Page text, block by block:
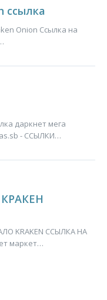
ссылка
Onion Ссылка на
даркнет мега
- ССЫЛКИ…
KRAKEN ССЫЛКА НА
маркет…